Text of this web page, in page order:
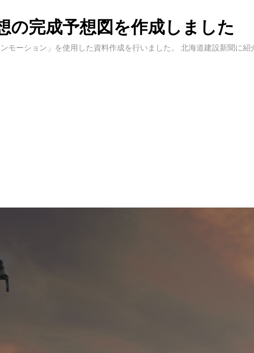
の完成予想図を作成しました
モーション」を使用した資料作成を行いました。 北海道建設新聞に